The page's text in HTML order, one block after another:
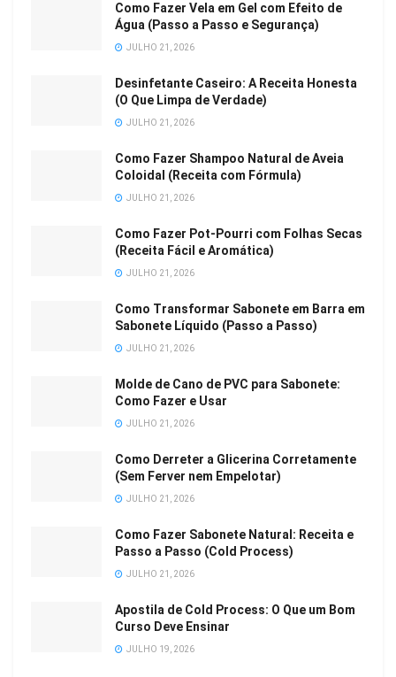
Como Fazer Vela em Gel com Efeito de
Água (Passo a Passo e Segurança)
JULHO 21, 2026
Desinfetante Caseiro: A Receita Honesta
(O Que Limpa de Verdade)
JULHO 21, 2026
Como Fazer Shampoo Natural de Aveia
Coloidal (Receita com Fórmula)
JULHO 21, 2026
Como Fazer Pot-Pourri com Folhas Secas
(Receita Fácil e Aromática)
JULHO 21, 2026
Como Transformar Sabonete em Barra em
Sabonete Líquido (Passo a Passo)
JULHO 21, 2026
Molde de Cano de PVC para Sabonete:
Como Fazer e Usar
JULHO 21, 2026
Como Derreter a Glicerina Corretamente
(Sem Ferver nem Empelotar)
JULHO 21, 2026
Como Fazer Sabonete Natural: Receita e
Passo a Passo (Cold Process)
JULHO 21, 2026
Apostila de Cold Process: O Que um Bom
Curso Deve Ensinar
JULHO 19, 2026